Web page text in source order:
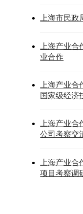
上海市民政
上海产业
业合作
上海产业
国家级经济
上海产业
公司考察交
上海产业
项目考察调